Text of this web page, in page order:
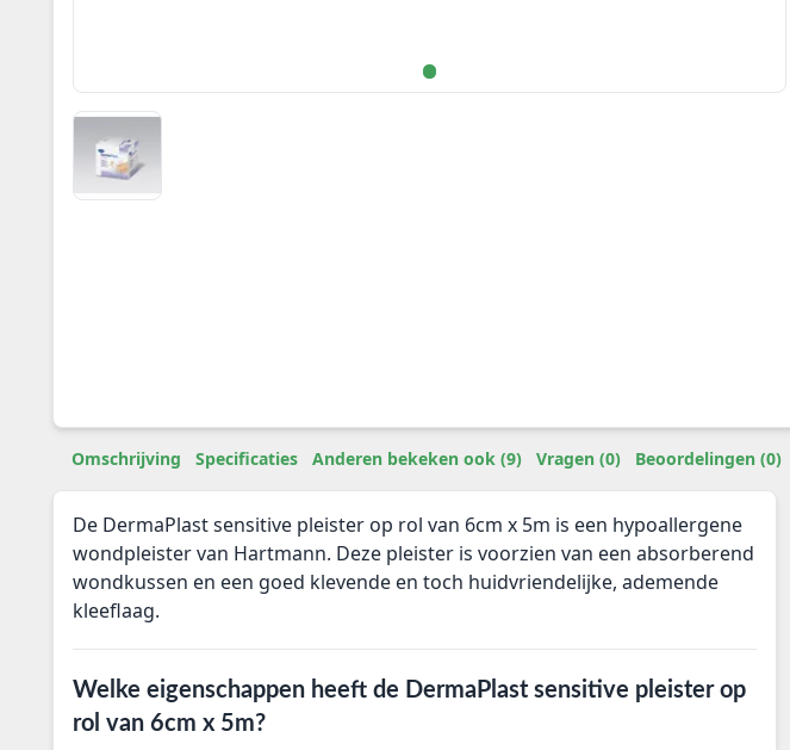
Omschrijving Specificaties Anderen bekeken ook (9) Vragen (0) Beoordelingen (0)
De DermaPlast sensitive pleister op rol van 6cm x 5m is een hypoallergene
wondpleister van Hartmann. Deze pleister is voorzien van een absorberend
wondkussen en een goed klevende en toch huidvriendelijke, ademende
kleeflaag.
Welke eigenschappen heeft de DermaPlast sensitive pleister op
rol van 6cm x 5m?